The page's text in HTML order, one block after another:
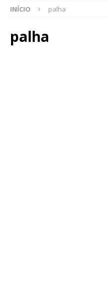
INÍCIO palha
palha